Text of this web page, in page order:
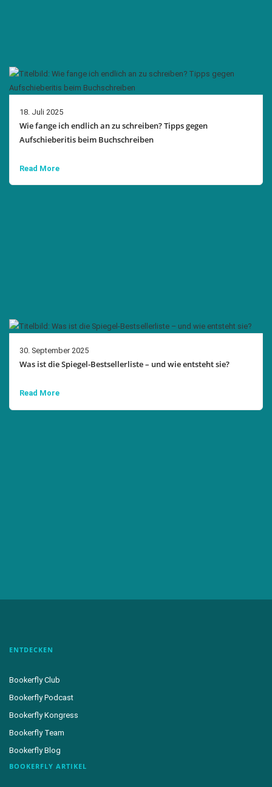
18. Juli 2025
Wie fange ich endlich an zu schreiben? Tipps gegen
Aufschieberitis beim Buchschreiben
Read More
30. September 2025
Was ist die Spiegel-Bestsellerliste – und wie entsteht sie?
Read More
ENTDECKEN
Bookerfly Club
Bookerfly Podcast
Bookerfly Kongress
Bookerfly Team
Bookerfly Blog
BOOKERFLY ARTIKEL